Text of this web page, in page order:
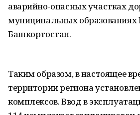
аварийно-опасных участках
муниципальных образованиях
Башкортостан.
Таким образом, в настоящее
территории региона
комплексов. Ввод в